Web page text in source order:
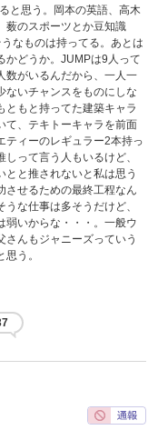
と思う。岡本の英語、高木
薮のスポーツとか豆知識
なものは持ってる。あとは
かどうか。JUMPは9人って
数がいるんだから、一人一
ないチャンスをものにしな
ともと持ってた建築キャラ
て、テキトーキャラを前面
ティーのレギュラー2本持っ
って言う人もいるけど、
とと推されないと私は思う
させるための最終工程なん
な仕事は多そうだけど、
弱いからな・・・。一般ウ
んもジャニーズっていう
う。